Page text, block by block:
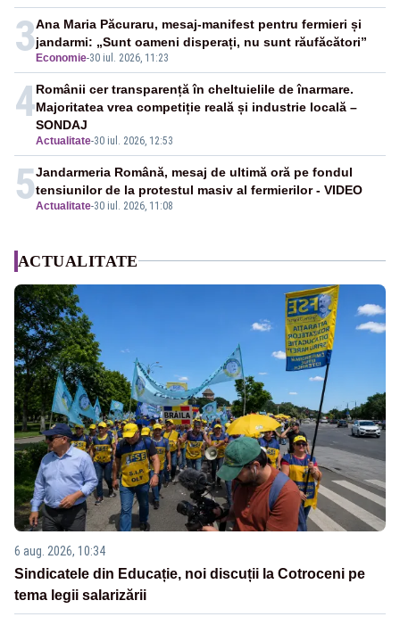
3Economie-30 iul. 2026, 11:23
Ana Maria Păcuraru, mesaj-manifest pentru fermieri și
jandarmi: „Sunt oameni disperați, nu sunt răufăcători”
4
Actualitate-30 iul. 2026, 12:53
Românii cer transparență în cheltuielile de înarmare.
Majoritatea vrea competiție reală și industrie locală –
SONDAJ
5Actualitate-30 iul. 2026, 11:08
Jandarmeria Română, mesaj de ultimă oră pe fondul
tensiunilor de la protestul masiv al fermierilor - VIDEO
ACTUALITATE
6 aug. 2026, 10:34
Sindicatele din Educație, noi discuții la Cotroceni pe
tema legii salarizării